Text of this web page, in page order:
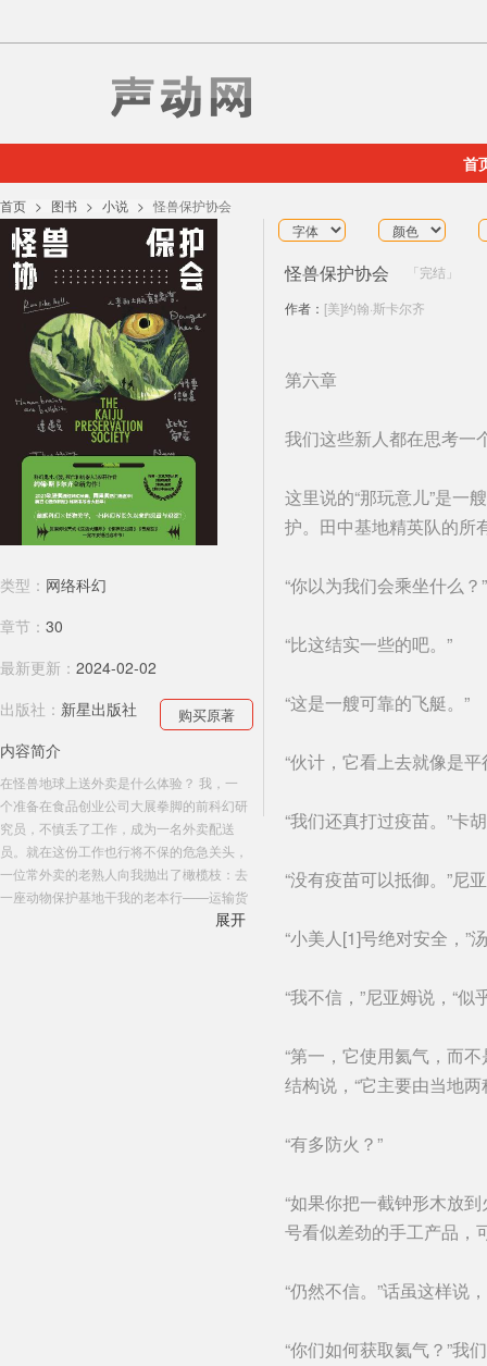
首
首页 图书 小说 怪兽保护协会
类型： 网络科幻
章节： 30
最新更新： 2024-02-02
出版社： 新星出版社 购买原著
内容简介
在怪兽地球上送外卖是什么体验？ 我，一
个准备在食品创业公司大展拳脚的前科幻研
究员，不慎丢了工作，成为一名外卖配送
员。就在这份工作也行将不保的危急关头，
一位常外卖的老熟人向我抛出了橄榄枝：去
一座动物保护基地干我的老本行——运输货
品。然而这位老熟人没有告诉我，所谓的基
展开
怪兽保护协会
完结
作者： [美]约翰·斯卡尔齐
第六章
我们这些新人都在思考一
这里说的“那玩意儿”是一
护。田中基地精英队的所
“你以为我们会乘坐什么
“比这结实一些的吧。”
“这是一艘可靠的飞艇。”
“伙计，它看上去就像是
“我们还真打过疫苗。”卡
“没有疫苗可以抵御。”尼
“小美人[1]号绝对安全，”
“我不信，”尼亚姆说，“
“第一，它使用氦气，而
结构说，“它主要由当地
“有多防火？”
“如果你把一截钟形木放
号看似差劲的手工产品，
“仍然不信。”话虽这样说
“你们如何获取氦气？”我